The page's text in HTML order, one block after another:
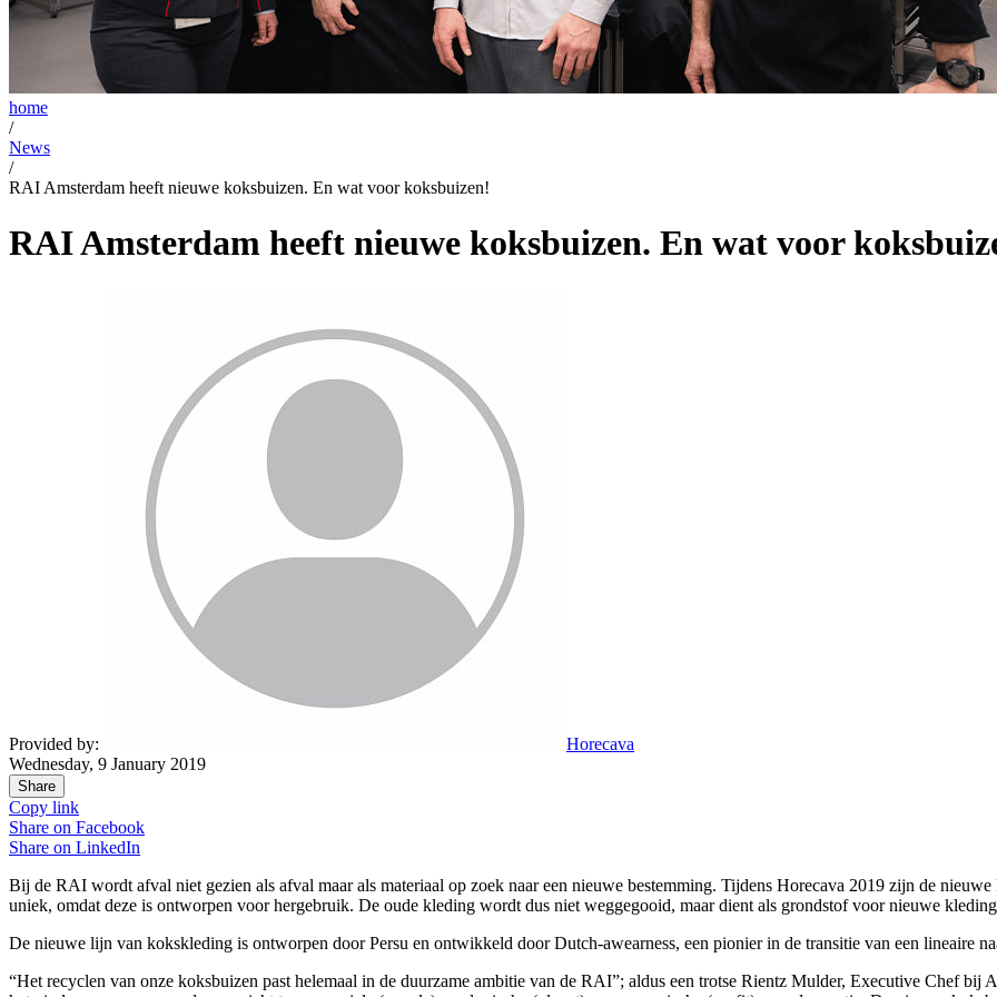
home
/
News
/
RAI Amsterdam heeft nieuwe koksbuizen. En wat voor koksbuizen!
RAI Amsterdam heeft nieuwe koksbuizen. En wat voor
Provided by:
Horecava
Wednesday, 9 January 2019
Share
Copy link
Share on Facebook
Share on LinkedIn
Bij de RAI wordt afval niet gezien als afval maar als materiaal op zoek naar een nieuwe bestemming. Tijdens Horecava 2019 zijn de
uniek, omdat deze is ontworpen voor hergebruik. De oude kleding wordt dus niet weggegooid, maar dient als grondstof voor nieuwe
De nieuwe lijn van kokskleding is ontworpen door Persu en ontwikkeld door Dutch-awearness, een pionier in de transitie van een lineaire
“Het recyclen van onze koksbuizen past helemaal in de duurzame ambitie van de RAI”; aldus een trotse Rientz Mulder, Executive Chef